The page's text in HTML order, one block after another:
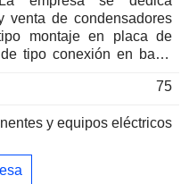
venta de condensadores
montaje en placa de
tipo conexión en barra
75
y equipos eléctricos